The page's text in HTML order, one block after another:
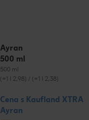
Ayran
500 ml
500 ml
(=1 l 2,98) / (=1 l 2,38)
Cena s Kaufland XTRA
Ayran